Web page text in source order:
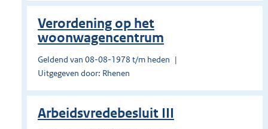
Verordening op het
woonwagencentrum
Geldend van 08-08-1978 t/m heden
Uitgegeven door: Rhenen
Arbeidsvredebesluit III